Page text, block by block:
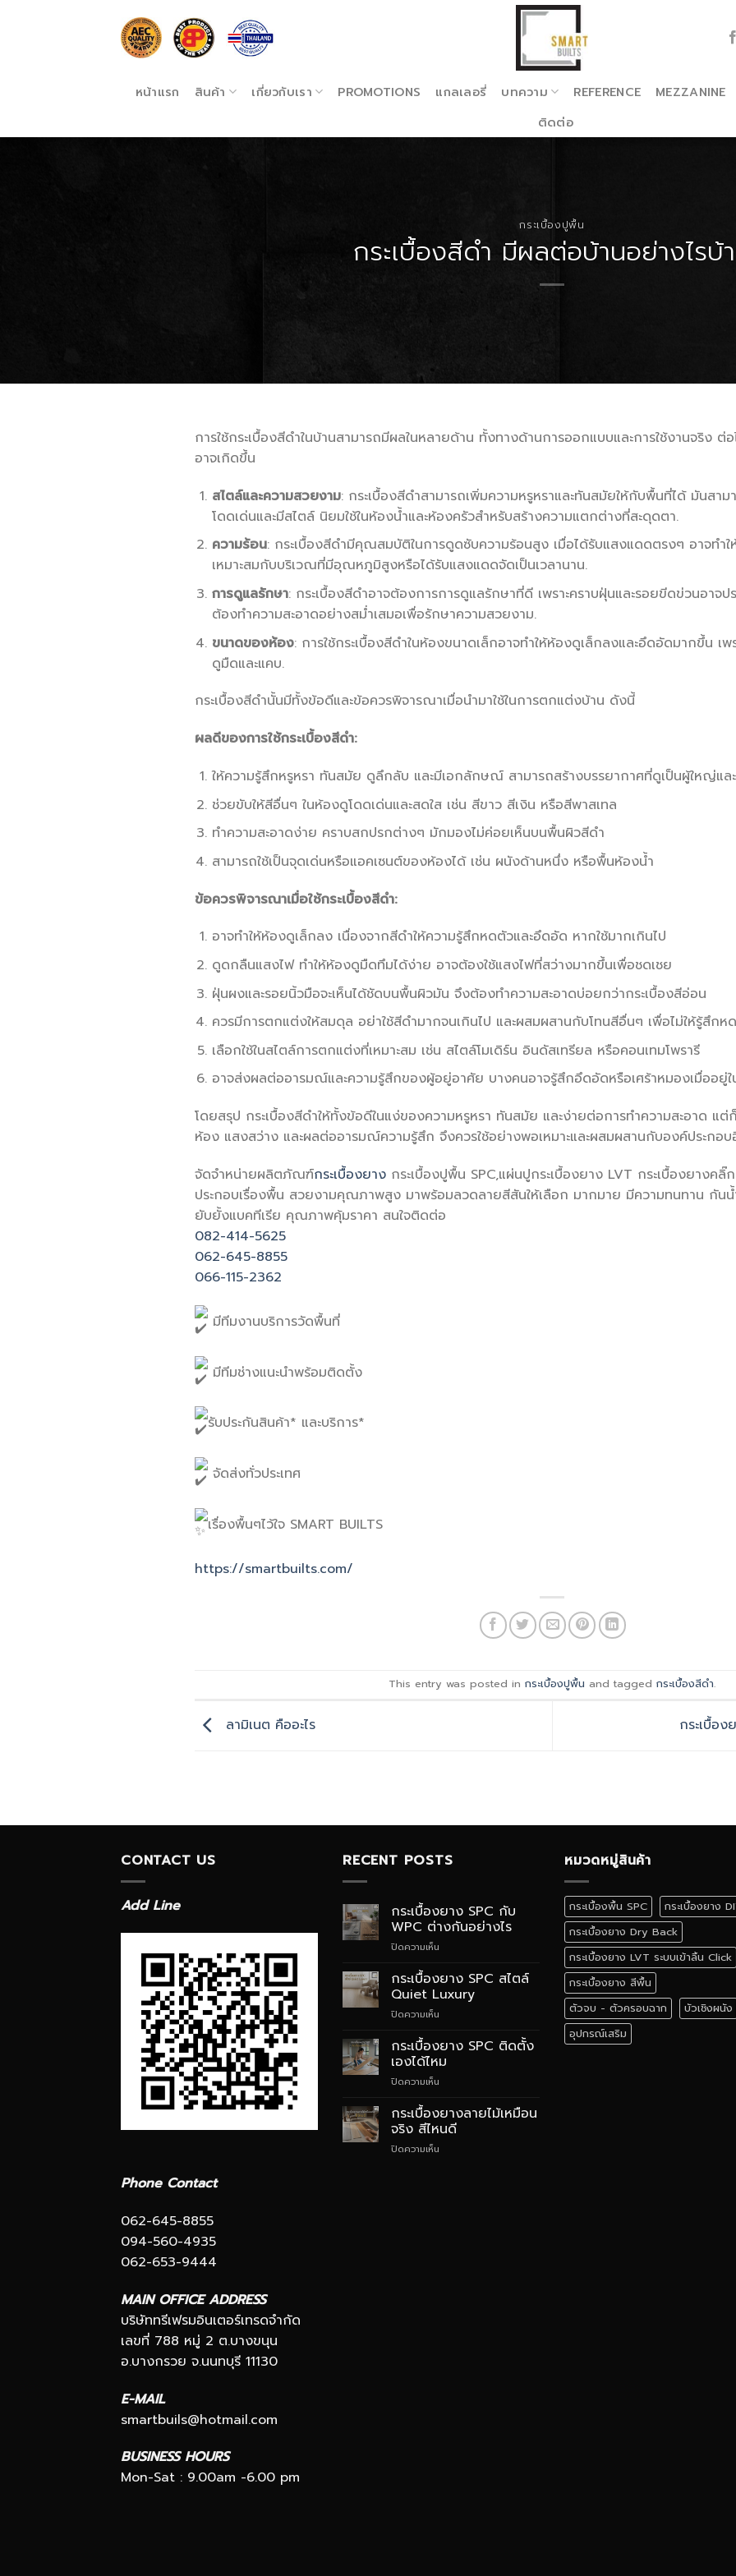
หน้าแรก สินค้า เกี่ยวกับเรา PROMOTIONS แกลเลอรี่ บทความ REFERENCE MEZZANINE
ติดต่อ
กระเบื้องปูพื้น
กระเบื้องสีดำ มีผลต่อบ้านอย่างไรบ้
การใช้กระเบื้องสีดำในบ้านสามารถมีผลในหลายด้าน ทั้งทางด้านการออกแบบและการใช้งานจริง
อาจเกิดขึ้น
สไตล์และความสวยงาม: กระเบื้องสีดำสามารถเพิ่มความหรูหราและทันสมัยให้กับพื้นที่ได้ มันสาม
โดดเด่นและมีสไตล์ นิยมใช้ในห้องน้ำและห้องครัวสำหรับสร้างความแตกต่างที่สะดุดตา.
ความร้อน: กระเบื้องสีดำมีคุณสมบัติในการดูดซับความร้อนสูง เมื่อได้รับแสงแดดตรงๆ อาจทำ
เหมาะสมกับบริเวณที่มีอุณหภูมิสูงหรือได้รับแสงแดดจัดเป็นเวลานาน.
การดูแลรักษา: กระเบื้องสีดำอาจต้องการการดูแลรักษาที่ดี เพราะคราบฝุ่นและรอยขีดข่วนอาจป
ต้องทำความสะอาดอย่างสม่ำเสมอเพื่อรักษาความสวยงาม.
ขนาดของห้อง: การใช้กระเบื้องสีดำในห้องขนาดเล็กอาจทำให้ห้องดูเล็กลงและอึดอัดมากขึ้น เ
ดูมืดและแคบ.
กระเบื้องสีดำนั้นมีทั้งข้อดีและข้อควรพิจารณาเมื่อนำมาใช้ในการตกแต่งบ้าน ดังนี้
ผลดีของการใช้กระเบื้องสีดำ:
ให้ความรู้สึกหรูหรา ทันสมัย ดูลึกลับ และมีเอกลักษณ์ สามารถสร้างบรรยากาศที่ดูเป็นผู้ใหญ่แล
ช่วยขับให้สีอื่นๆ ในห้องดูโดดเด่นและสดใส เช่น สีขาว สีเงิน หรือสีพาสเทล
ทำความสะอาดง่าย คราบสกปรกต่างๆ มักมองไม่ค่อยเห็นบนพื้นผิวสีดำ
สามารถใช้เป็นจุดเด่นหรือแอคเซนต์ของห้องได้ เช่น ผนังด้านหนึ่ง หรือพื้นห้องน้ำ
ข้อควรพิจารณาเมื่อใช้กระเบื้องสีดำ:
อาจทำให้ห้องดูเล็กลง เนื่องจากสีดำให้ความรู้สึกหดตัวและอึดอัด หากใช้มากเกินไป
ดูดกลืนแสงไฟ ทำให้ห้องดูมืดทึมได้ง่าย อาจต้องใช้แสงไฟที่สว่างมากขึ้นเพื่อชดเชย
ฝุ่นผงและรอยนิ้วมือจะเห็นได้ชัดบนพื้นผิวมัน จึงต้องทำความสะอาดบ่อยกว่ากระเบื้องสีอ่อน
ควรมีการตกแต่งให้สมดุล อย่าใช้สีดำมากจนเกินไป และผสมผสานกับโทนสีอื่นๆ เพื่อไม่ให้รู้สึกห
เลือกใช้ในสไตล์การตกแต่งที่เหมาะสม เช่น สไตล์โมเดิร์น อินดัสเทรียล หรือคอนเทมโพรารี
อาจส่งผลต่ออารมณ์และความรู้สึกของผู้อยู่อาศัย บางคนอาจรู้สึกอึดอัดหรือเศร้าหมองเมื่ออยู่ใ
โดยสรุป กระเบื้องสีดำให้ทั้งข้อดีในแง่ของความหรูหรา ทันสมัย และง่ายต่อการทำความสะอาด แ
ห้อง แสงสว่าง และผลต่ออารมณ์ความรู้สึก จึงควรใช้อย่างพอเหมาะและผสมผสานกับองค์ประกอ
จัดจำหน่ายผลิตภัณฑ์กระเบื้องยาง กระเบื้องปูพื้น SPC,แผ่นปูกระเบื้องยาง LVT กระเบื้องยางค
ประกอบเรื่องพื้น สวยงามคุณภาพสูง มาพร้อมลวดลายสีสันให้เลือก มากมาย มีความทนทาน กั
ยับยั้งแบคทีเรีย คุณภาพคุ้มราคา สนใจติดต่อ
082-414-5625
062-645-8855
066-115-2362
มีทีมงานบริการวัดพื้นที่
มีทีมช่างแนะนำพร้อมติดตั้ง
รับประกันสินค้า* และบริการ*
จัดส่งทั่วประเทศ
เรื่องพื้นๆไว้ใจ SMART BUILTS
https://smartbuilts.com/
This entry was posted in กระเบื้องปูพื้น and tagged กระเบื้องสีดำ.
ลามิเนต คืออะไร กระเบื้อ
CONTACT US
Add Line
Phone Contact
062-645-8855
094-560-4935
062-653-9444
MAIN OFFICE ADDRESS
บริษัททรีเฟรมอินเตอร์เทรดจำกัด
เลขที่ 788 หมู่ 2 ต.บางขนุน
อ.บางกรวย จ.นนทบุรี 11130
E-MAIL
smartbuils@hotmail.com
BUSINESS HOURS
Mon-Sat : 9.00am -6.00 pm
RECENT POSTS
กระเบื้องยาง SPC กับ
WPC ต่างกันอย่างไร
ปิดความเห็น
ยาง
กับ
กัน
อย่างไร
กระเบื้องยาง SPC สไตล์
Quiet Luxury
ปิดความเห็น
ยาง
SPC
สไตล์
กระเบื้องยาง SPC ติดตั้ง
เองได้ไหม
ปิดความเห็น
ยาง
SPC
ติด
กระเบื้องยางลายไม้เหมือน
จริง สีไหนดี
ปิดความเห็น
หมวดหมู่สินค้า
กระเบื้องพื้น SPC
กระเบื้องยาง
กระเบื้องยาง Dry Back
กระเบื้องยาง LVT ระบบเข้าลิ้น Click
กระเบื้องยาง สีพื้น
ตัวจบ - ตัวครอบฉาก
บัวเชิงผนัง
อุปกรณ์เสริม